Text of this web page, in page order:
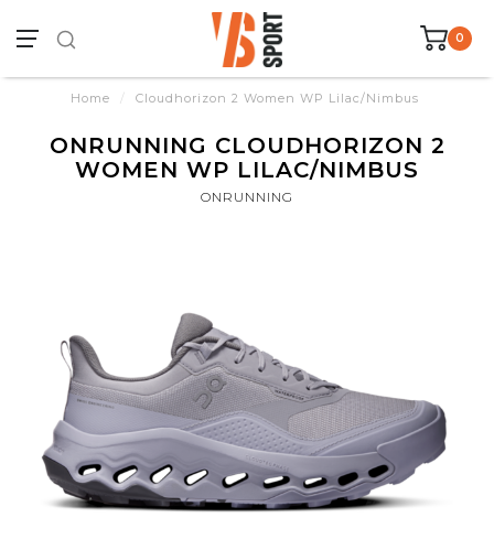
0
Home / Cloudhorizon 2 Women WP Lilac/Nimbus
ONRUNNING CLOUDHORIZON 2
WOMEN WP LILAC/NIMBUS
ONRUNNING